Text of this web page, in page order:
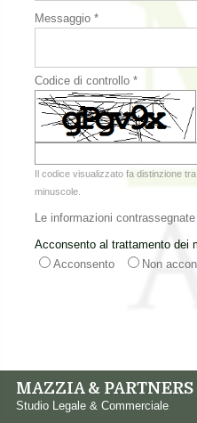
Messaggio *
Codice di controllo *
Il codice visualizzato fa distinzione
minuscole.
Le informazioni
Acconsento al trattamento dei
Acconsento
Non
MAZZIA & PARTNERS
Studio Legale & Commerciale